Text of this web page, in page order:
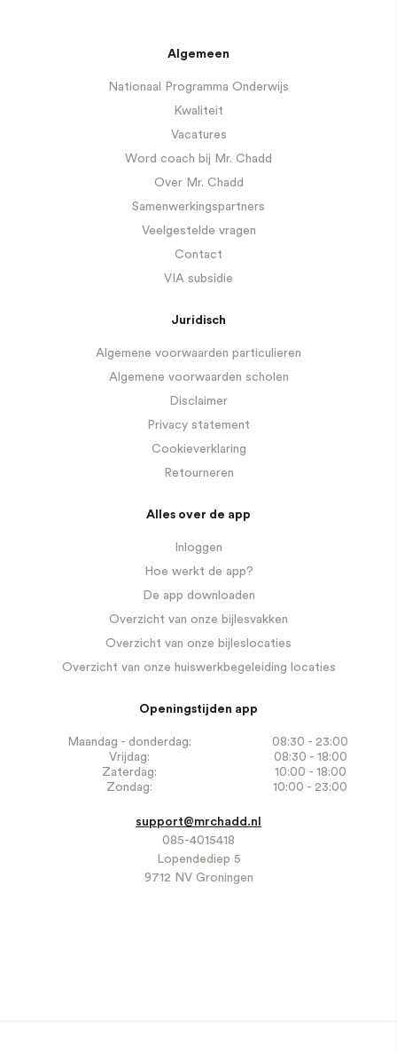
Algemeen
Nationaal Programma Onderwijs
Kwaliteit
Vacatures
Word coach bij Mr. Chadd
Over Mr. Chadd
Samenwerkingspartners
Veelgestelde vragen
Contact
VIA subsidie
Juridisch
Algemene voorwaarden particulieren
Algemene voorwaarden scholen
Disclaimer
Privacy statement
Cookieverklaring
Retourneren
Alles over de app
Inloggen
Hoe werkt de app?
De app downloaden
Overzicht van onze bijlesvakken
Overzicht van onze bijleslocaties
Overzicht van onze huiswerkbegeleiding locaties
Openingstijden app
Maandag - donderdag:
08:30 - 23:00
Vrijdag:
08:30 - 18:00
Zaterdag:
10:00 - 18:00
Zondag:
10:00 - 23:00
support@mrchadd.nl
085-4015418
Lopendediep 5
9712 NV Groningen